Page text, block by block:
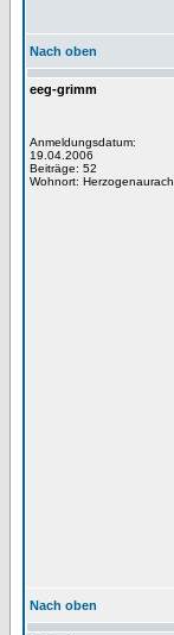
Nach oben
eeg-grimm
Anmeldungsdatum:
19.04.2006
Beiträge: 52
Wohnort: Herzogenaurach
Nach oben